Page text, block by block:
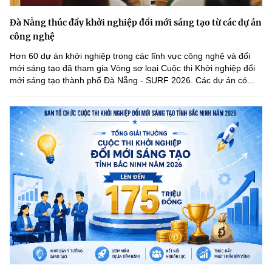
Đà Nẵng thúc đẩy khởi nghiệp đổi mới sáng tạo từ các dự án
công nghệ
Hơn 60 dự án khởi nghiệp trong các lĩnh vực công nghệ và đổi
mới sáng tạo đã tham gia Vòng sơ loại Cuộc thi Khởi nghiệp đổi
mới sáng tạo thành phố Đà Nẵng - SURF 2026. Các dự án có...